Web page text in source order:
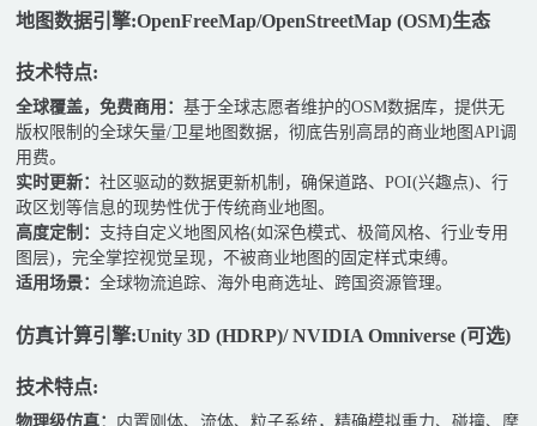
地图数据引擎:OpenFreeMap/OpenStreetMap (OSM)生态
技术特点:
全球覆盖，免费商用：基于全球志愿者维护的OSM数据库，提供无
版权限制的全球矢量/卫星地图数据，彻底告别高昂的商业地图APl调
用费。
实时更新：社区驱动的数据更新机制，确保道路、POI(兴趣点)、行
政区划等信息的现势性优于传统商业地图。
高度定制： 支持自定义地图风格(如深色模式、极简风格、行业专用
图层)，完全掌控视觉呈现，不被商业地图的固定样式束缚。
适用场景：全球物流追踪、海外电商选址、跨国资源管理。
仿真计算引擎:Unity 3D (HDRP)/ NVIDIA Omniverse (可选)
技术特点:
物理级仿真： 内置刚体、流体、粒子系统，精确模拟重力、碰撞、摩